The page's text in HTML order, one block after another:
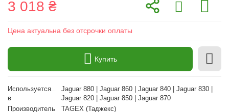
3 018 ₴
Цена актуальна без отсрочки оплаты
Купить
Используется
в
Jaguar 880 | Jaguar 860 | Jaguar 840 | Jaguar 830 |
Jaguar 820 | Jaguar 850 | Jaguar 870
Производитель
TAGEX (Таджекс)